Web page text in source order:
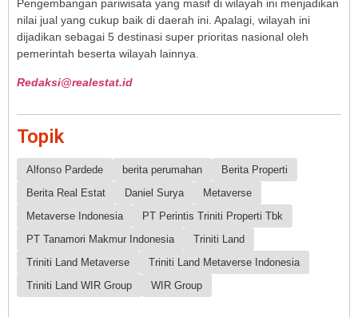
Pengembangan pariwisata yang masif di wilayah ini menjadikan
nilai jual yang cukup baik di daerah ini. Apalagi, wilayah ini
dijadikan sebagai 5 destinasi super prioritas nasional oleh
pemerintah beserta wilayah lainnya.
Redaksi@realestat.id
Topik
Alfonso Pardede berita perumahan
Berita Properti
Berita Real Estat
Daniel Surya
Metaverse
Metaverse Indonesia
PT Perintis Triniti Properti Tbk
PT Tanamori Makmur Indonesia
Triniti Land
Triniti Land Metaverse
Triniti Land Metaverse Indonesia
Triniti Land WIR Group
WIR Group